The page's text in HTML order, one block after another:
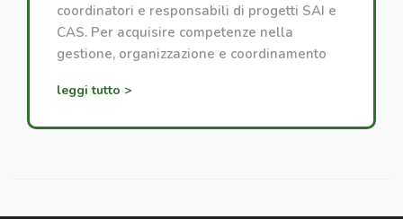
coordinatori e responsabili di progetti SAI e
CAS. Per acquisire competenze nella
gestione, organizzazione e coordinamento
leggi tutto >